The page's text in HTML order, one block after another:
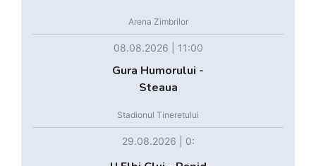
Arena Zimbrilor
08.08.2026 | 11:00
Gura Humorului -
Steaua
Stadionul Tineretului
29.08.2026 | 0: